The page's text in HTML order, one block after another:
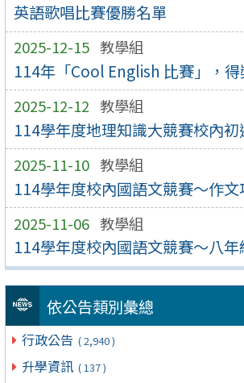
英語歌唱比賽優勝名單
2025-12-15 教學組
114年「Cool English 比賽」，
2025-12-12 教學組
114學年度地理知識大競賽校內
2025-11-10 教學組
114學年度校內國語文競賽～作
2025-11-06 教學組
114學年度校內國語文競賽～八
依公告類別彙總
行政公告 ( 2,940 )
升學資訊 ( 137 )